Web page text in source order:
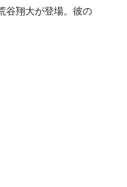
谷翔大が登場。彼の